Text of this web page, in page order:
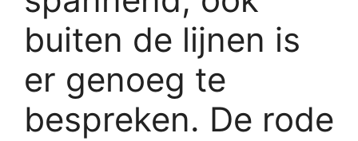
buiten de lijnen is
er genoeg te
bespreken. De rode